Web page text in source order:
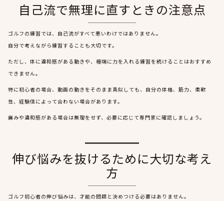
自己流で無理に直すときの注意点
ゴルフの練習では、自己流がすべて悪いわけではありません。
自分で考えながら練習することも大切です。
ただし、体に違和感がある動きや、極端に力を入れる練習を続けることはおすすめ
できません。
特に初心者の場合、動画の動きをそのまま真似しても、自分の体格、筋力、柔軟
性、経験値によって合わない場合があります。
痛みや違和感がある場合は無理をせず、必要に応じて専門家に確認しましょう。
伸び悩みを抜けるために大切な考え
方
ゴルフ初心者の伸び悩みは、才能の問題と決めつける必要はありません。